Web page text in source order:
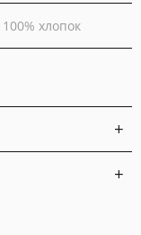
хлопок